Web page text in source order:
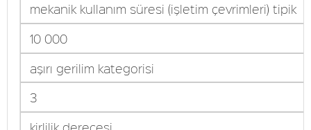
mekanik kullanım süresi (işletim çevrimleri) tipik
10 000
aşırı gerilim kategorisi
3
kirlilik derecesi